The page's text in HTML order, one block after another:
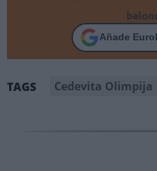
Añade
TAGS Cedevita Olimpija